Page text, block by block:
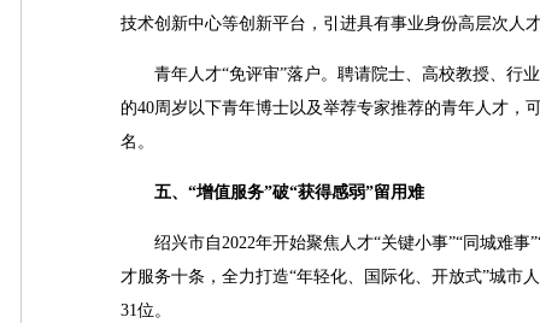
技术创新中心等创新平台，引进具有事业身份高层次人
青年人才“免评审”落户。聘请院士、高校教授、行业
的40周岁以下青年博士以及举荐专家推荐的青年人才，
名。
五、“增值服务”破“获得感弱”留用难
绍兴市自2022年开始聚焦人才“关键小事”“同城难事
才服务十条，全力打造“年轻化、国际化、开放式”城市
31位。